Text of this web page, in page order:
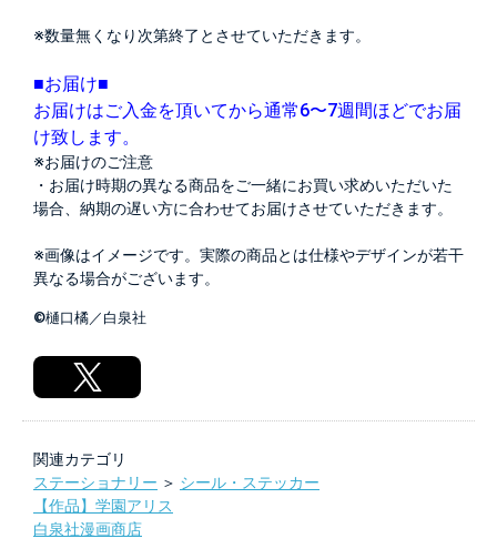
※数量無くなり次第終了とさせていただきます。
■お届け■
お届けはご入金を頂いてから通常6〜7週間ほどでお届
け致します。
※お届けのご注意
・お届け時期の異なる商品をご一緒にお買い求めいただいた
場合、納期の遅い方に合わせてお届けさせていただきます。
※画像はイメージです。実際の商品とは仕様やデザインが若干
異なる場合がございます。
©樋口橘／白泉社
関連カテゴリ
ステーショナリー ＞ シール・ステッカー
【作品】学園アリス
白泉社漫画商店